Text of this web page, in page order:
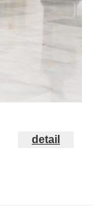
detail